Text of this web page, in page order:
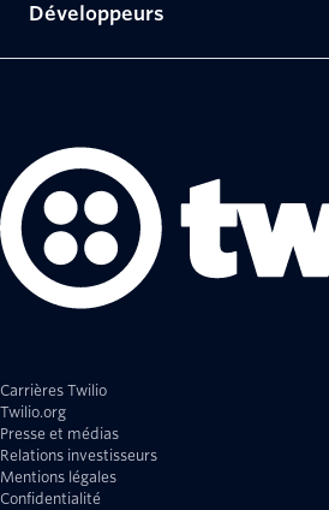
Carrières Twilio
Twilio.org
Presse et médias
Relations investisseurs
Mentions légales
Confidentialité
Développeurs